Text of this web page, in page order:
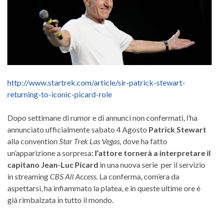
http://www.startrek.com/article/sir-patrick-stewart-
returning-to-iconic-picard-role
Dopo settimane di rumor e di annunci non confermati, l’ha
annunciato ufficialmente sabato 4 Agosto Patrick Stewart
alla convention Star Trek Las Vegas, dove ha fatto
un’apparizione a sorpresa: l’attore tornerà a interpretare il
capitano Jean-Luc Picard in una nuova serie per il servizio
in streamingCBS All Access. La conferma, com’era da
aspettarsi, ha infiammato la platea, e in queste ultime ore è
già rimbalzata in tutto il mondo.